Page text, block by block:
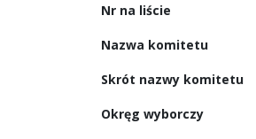
Nr na liście
Nazwa komitetu
Skrót nazwy komitetu
Okręg wyborczy